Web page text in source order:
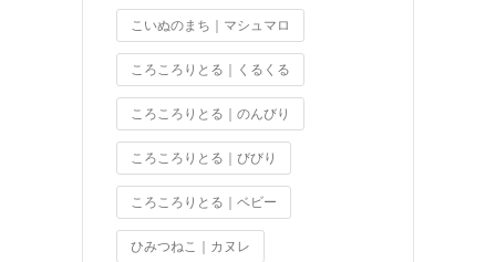
こいぬのまち｜マシュマロ
ころころりとる｜くるくる
ころころりとる｜のんびり
ころころりとる｜びびり
ころころりとる｜ベビー
ひみつねこ｜カヌレ